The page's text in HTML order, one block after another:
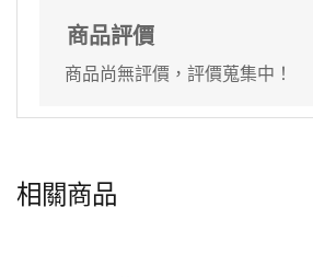
商品評價
商品尚無評價，評價蒐集中！
相關商品